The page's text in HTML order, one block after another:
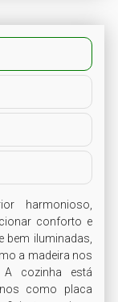
harmonioso,
conforto e
bem iluminadas,
a madeira nos
A cozinha está
como placa